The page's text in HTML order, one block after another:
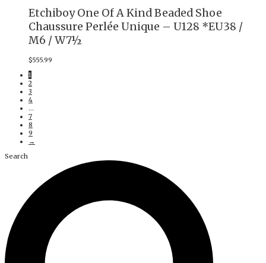
Etchiboy One Of A Kind Beaded Shoe
Chaussure Perlée Unique – U128 *EU38 /
M6 / W7½
$555.99
1
2
3
4
…
7
8
9
→
Search